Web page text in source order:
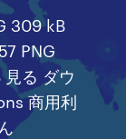
309 kB
PNG
る ダウ
商用利